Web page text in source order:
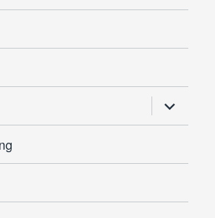
anzeigen